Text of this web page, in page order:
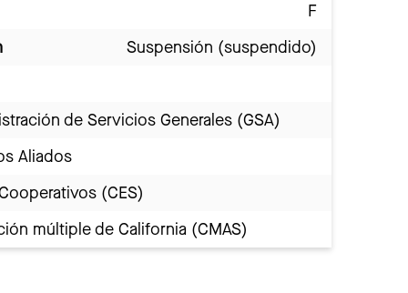
F
Suspensión (suspendido)
de Servicios Generales (GSA)
Aliados
(CES)
múltiple de California (CMAS)